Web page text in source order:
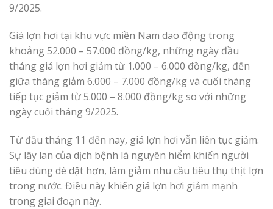
9/2025.
Giá lợn hơi tại khu vực miền Nam dao động trong
khoảng 52.000 – 57.000 đồng/kg, những ngày đầu
tháng giá lợn hơi giảm từ 1.000 – 6.000 đồng/kg, đến
giữa tháng giảm 6.000 – 7.000 đồng/kg và cuối tháng
tiếp tục giảm từ 5.000 – 8.000 đồng/kg so với những
ngày cuối tháng 9/2025.
Từ đầu tháng 11 đến nay, giá lợn hơi vẫn liên tục giảm.
Sự lây lan của dịch bệnh là nguyên hiểm khiến người
tiêu dùng dè dặt hơn, làm giảm nhu cầu tiêu thụ thịt lợn
trong nước. Điều này khiến giá lợn hơi giảm mạnh
trong giai đoạn này.